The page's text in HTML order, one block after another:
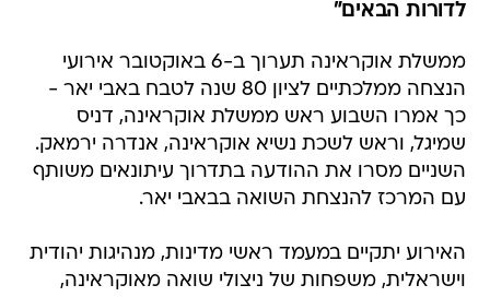
לדורות הבאים"
ממשלת אוקראינה תערוך ב-6 באוקטובר אירועי
הנצחה ממלכתיים לציון 80 שנה לטבח באבי יאר -
כך אמרו השבוע ראש ממשלת אוקראינה, דניס
שמיגל, וראש לשכת נשיא אוקראינה, אנדרה ירמאק.
השניים מסרו את ההודעה בתדרוך עיתונאים משותף
עם המרכז להנצחת השואה בבאבי יאר.
האירוע יתקיים במעמד ראשי מדינות, מנהיגות יהודית
וישראלית, משפחות של ניצולי שואה מאוקראינה,